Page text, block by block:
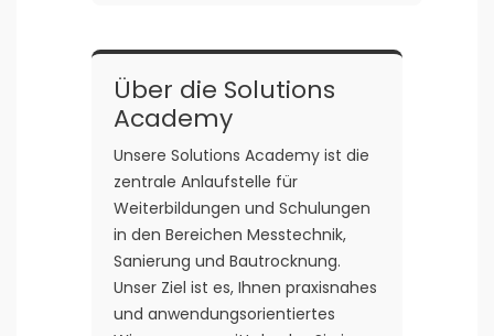
Über die Solutions
Academy
Unsere Solutions Academy ist die
zentrale Anlaufstelle für
Weiterbildungen und Schulungen
in den Bereichen Messtechnik,
Sanierung und Bautrocknung.
Unser Ziel ist es, Ihnen praxisnahes
und anwendungsorientiertes